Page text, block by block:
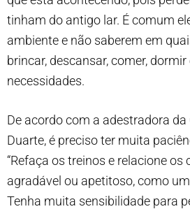
tinham do antigo lar. É comum
ambiente e não saberem em
brincar, descansar, comer, dormir
necessidades.
De acordo com a adestradora
Duarte, é preciso ter muita
“Refaça os treinos e relacione
agradável ou apetitoso, como
Tenha muita sensibilidade para